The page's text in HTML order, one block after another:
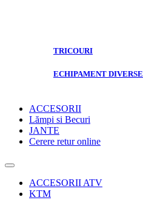
TRICOURI
ECHIPAMENT DIVERSE
ACCESORII
Lămpi si Becuri
JANTE
Cerere retur online
ACCESORII ATV
KTM